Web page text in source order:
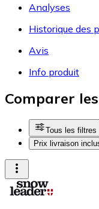
Analyses
Historique des
Avis
Info produit
Comparer
Tous les filtres
Prix livraison